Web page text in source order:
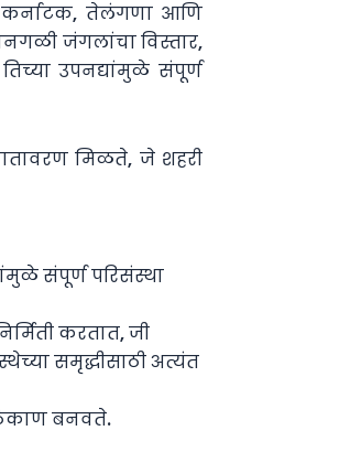
कर्नाटक, तेलंगणा आणि
जंगलांचा विस्तार,
उपनद्यांमुळे संपूर्ण
मिळते, जे शहरी
संपूर्ण परिसंस्था
करतात, जी
समृद्धीसाठी अत्यंत
बनवते.